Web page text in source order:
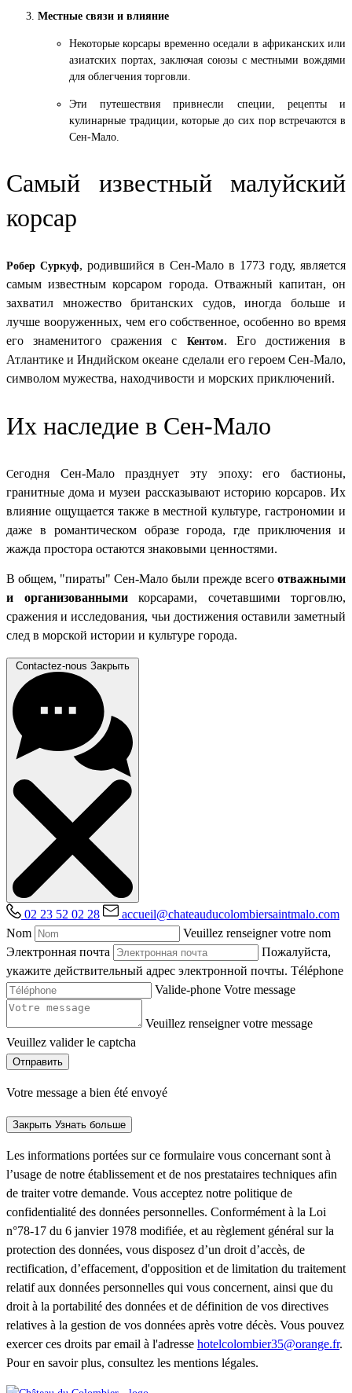
Местные связи и влияние
Некоторые корсары временно оседали в африканских или
азиатских портах, заключая союзы с местными вождями
для облегчения торговли.
Эти путешествия привнесли специи, рецепты и
кулинарные традиции, которые до сих пор встречаются в
Сен-Мало.
Самый известный малуйский
корсар
Робер Суркуф, родившийся в Сен-Мало в 1773 году, является
самым известным корсаром города. Отважный капитан, он
захватил множество британских судов, иногда больше и
лучше вооруженных, чем его собственное, особенно во время
его знаменитого сражения с Кентом. Его достижения в
Атлантике и Индийском океане сделали его героем Сен-Мало,
символом мужества, находчивости и морских приключений.
Их наследие в Сен-Мало
Сегодня Сен-Мало празднует эту эпоху: его бастионы,
гранитные дома и музеи рассказывают историю корсаров. Их
влияние ощущается также в местной культуре, гастрономии и
даже в романтическом образе города, где приключения и
жажда простора остаются знаковыми ценностями.
В общем, "пираты" Сен-Мало были прежде всего отважными
и организованнымикорсарами, сочетавшими торговлю,
сражения и исследования, чьи достижения оставили заметный
след в морской истории и культуре города.
Contactez-nous Закрыть
02 23 52 02 28
accueil@chateauducolombiersaintmalo.com
Nom
Veuillez renseigner votre nom
Электронная почта
Пожалуйста,
укажите действительный адрес электронной почты. Téléphone
Valide-phone Votre message
Veuillez renseigner votre message
Veuillez valider le captcha
Отправить
Votre message a bien été envoyé
Закрыть Узнать больше
Les informations portées sur ce formulaire vous concernant sont à
l’usage de notre établissement et de nos prestataires techniques afin
de traiter votre demande. Vous acceptez notre politique de
confidentialité des données personnelles. Conformément à la Loi
n°78-17 du 6 janvier 1978 modifiée, et au règlement général sur la
protection des données, vous disposez d’un droit d’accès, de
rectification, d’effacement, d'opposition et de limitation du traitement
relatif aux données personnelles qui vous concernent, ainsi que du
droit à la portabilité des données et de définition de vos directives
relatives à la gestion de vos données après votre décès. Vous pouvez
exercer ces droits par email à l'adresse hotelcolombier35@orange.fr.
Pour en savoir plus, consultez les mentions légales.